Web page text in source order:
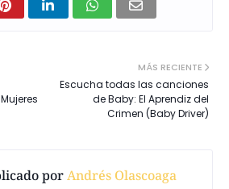
MÁS RECIENTE
Escucha todas las canciones
de Baby: El Aprendiz del
Crimen (Baby Driver)
porAndrés Olascoaga